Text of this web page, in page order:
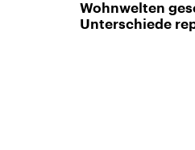
Wohnwelten
Unterschiede